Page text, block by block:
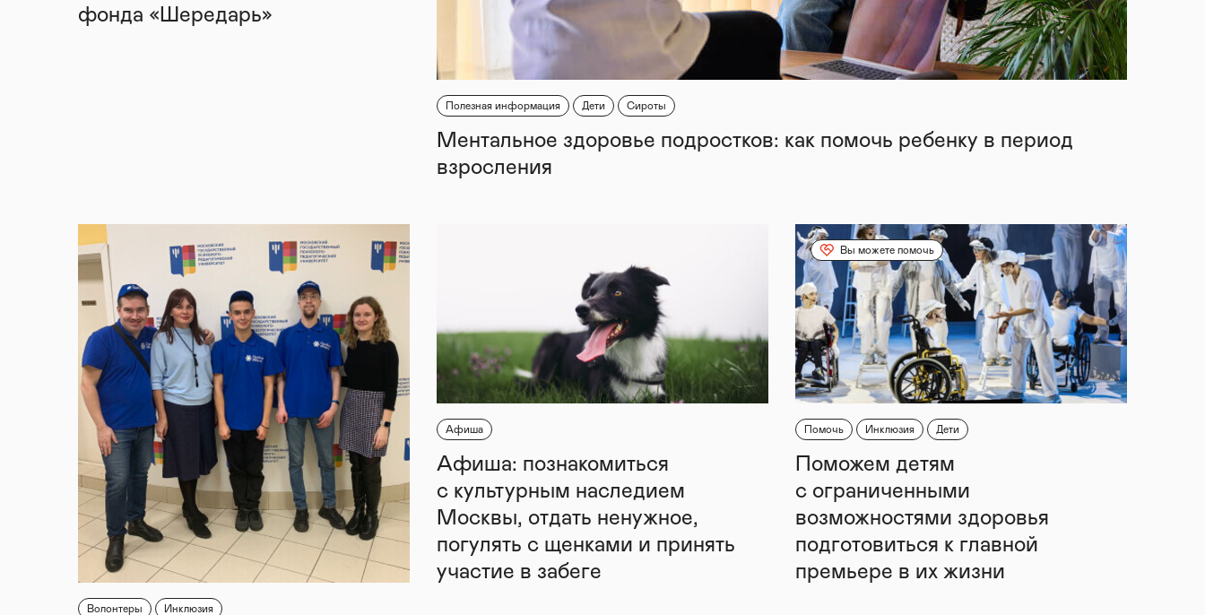
фонда «Шередарь»
Полезная информация Дети Сироты
Ментальное здоровье подростков: как помочь ребенку в период
взросления
Волонтеры Инклюзия
Афиша
Афиша: познакомиться
с культурным наследием
Москвы, отдать ненужное,
погулять с щенками и принять
участие в забеге
Вы можете помочь
Помочь Инклюзия Дети
Поможем детям
с ограниченными
возможностями здоровья
подготовиться к главной
премьере в их жизни